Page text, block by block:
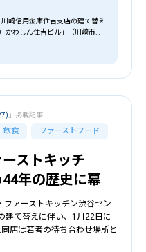
崎信用金庫住吉支店の建て替え
かわしん住吉ビル」（川崎市中
すると発表した。 ＜川崎信用金
仮称）かわし
飲食 ファーストフード
」掲載記事
ストキッチ
年の歴史に幕
ファーストキッチン渋谷セン
建て替えに伴い、1月22日に
店は若者の待ち合わせ場所と